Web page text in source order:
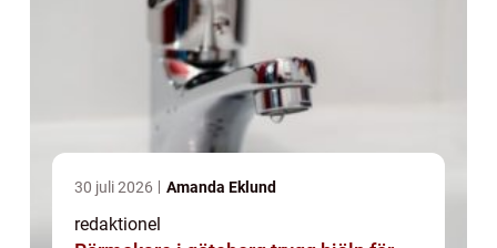
30 juli 2026 Amanda Eklund
redaktionel